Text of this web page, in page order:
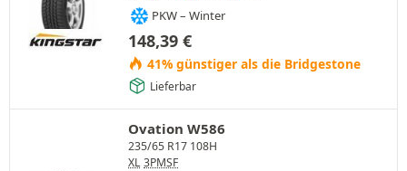
PKW – Winter
148,39 €
41% günstiger als die Bridgestone
Lieferbar
Ovation W586
235/65 R17 108H
XL 3PMSF